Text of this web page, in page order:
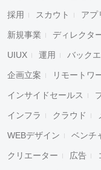
採用 スカウト アプ
新規事業 ディレクタ
UIUX 運用 バック
企画立案 リモートワ
インサイドセールス
インフラ クラウド
WEBデザイン ベンチ
クリエーター 広告